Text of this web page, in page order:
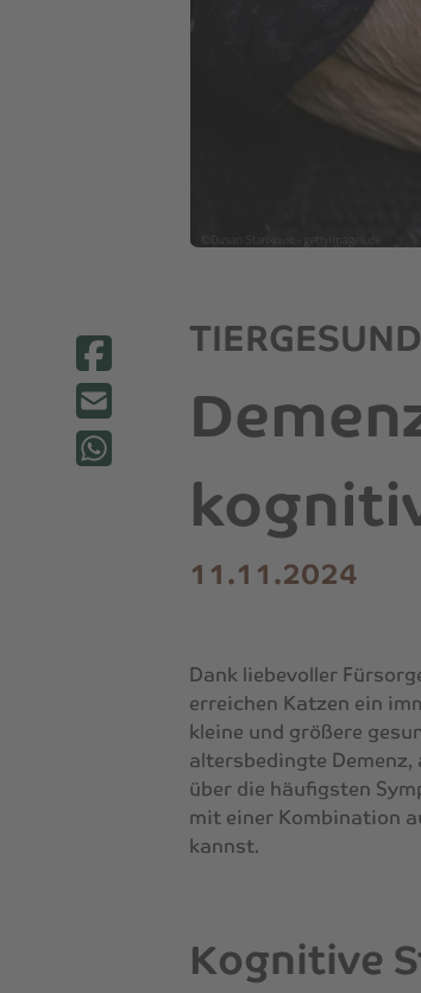
11.11.2024
Dank liebevoller
erreichen Katzen ein
kleine und größere
altersbedingte
über die häufigsten
mit einer Kombination
kannst.
Kognitive